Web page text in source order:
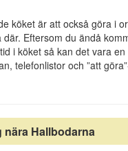
köket är att också göra i
Eftersom du ändå
i köket så kan det vara
telefonlistor och ”att
nära Hallbodarna